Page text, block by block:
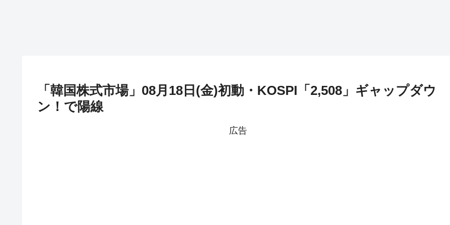
「韓国株式市場」08月18日(金)初動・KOSPI「2,508」ギャップダウ
ン！で陽線
広告